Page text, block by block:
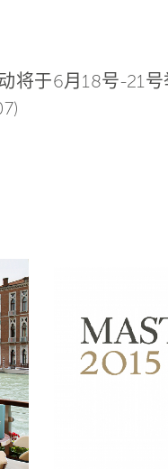
将于6月18号-21